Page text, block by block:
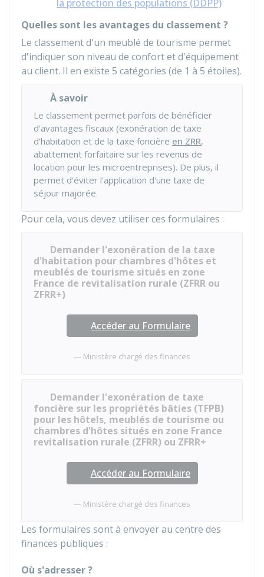
la protection des populations (DDPP)
Quelles sont les avantages du classement ?
Le classement d'un meublé de tourisme permet
d'indiquer son niveau de confort et d'équipement
au client. Il en existe 5 catégories (de 1 à 5 étoiles).
À savoir
Le classement permet parfois de bénéficier
d'avantages fiscaux (exonération de taxe
d'habitation et de la taxe foncière en ZRR,
abattement forfaitaire sur les revenus de
location pour les microentreprises). De plus, il
permet d'éviter l'application d'une taxe de
séjour majorée.
Pour cela, vous devez utiliser ces formulaires :
Demander l'exonération de la taxe
d'habitation pour chambres d'hôtes et
meublés de tourisme situés en zone
France de revitalisation rurale (ZFRR ou
ZFRR+)
Accéder au Formulaire
Ministère chargé des finances
Demander l'exonération de taxe
foncière sur les propriétés bâties (TFPB)
pour les hôtels, meublés de tourisme ou
chambres d'hôtes situés en zone France
revitalisation rurale (ZFRR) ou ZFRR+
Accéder au Formulaire
Ministère chargé des finances
Les formulaires sont à envoyer au centre des
finances publiques :
Où s'adresser ?